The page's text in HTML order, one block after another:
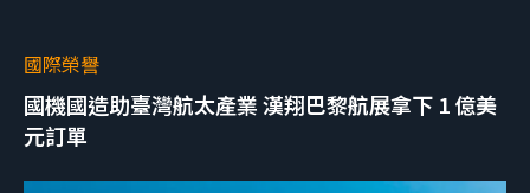
國際榮譽
國機國造助臺灣航太產業 漢翔巴黎航展拿下 1 億美
元訂單